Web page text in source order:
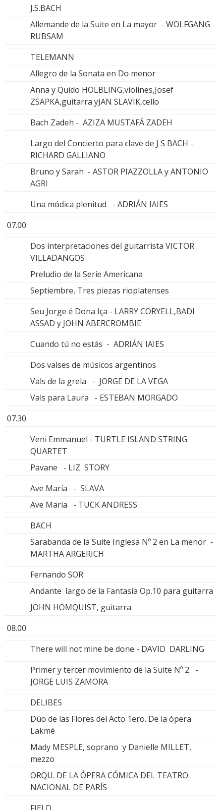
J.S.BACH
Allemande de la Suite en La mayor - WOLFGANG
RUBSAM
TELEMANN
Allegro de la Sonata en Do menor
Anna y Quido HOLBLING,violines,Josef
ZSAPKA,guitarra yJAN SLAVIK,cello
Bach Zadeh - AZIZA MUSTAFÁ ZADEH
Largo del Concierto para clave de J S BACH -
RICHARD GALLIANO
Bruno y Sarah - ASTOR PIAZZOLLA y ANTONIO
AGRI
Una módica plenitud - ADRIÁN IAIES
07.00
Dos interpretaciones del guitarrista VICTOR
VILLADANGOS
Preludio de la Serie Americana
Septiembre, Tres piezas rioplatenses
Seu Jorge é Dona Iça - LARRY CORYELL,BADI
ASSAD y JOHN ABERCROMBIE
Cuando tú no estás - ADRIÁN IAIES
Dos valses de músicos argentinos
Vals de la grela - JORGE DE LA VEGA
Vals para Laura - ESTEBAN MORGADO
07.30
Veni Emmanuel - TURTLE ISLAND STRING
QUARTET
Pavane - LIZ STORY
Ave María - SLAVA
Ave María - TUCK ANDRESS
BACH
Sarabanda de la Suite Inglesa Nº 2 en La menor -
MARTHA ARGERICH
Fernando SOR
Andante largo de la Fantasía Op.10 para guitarra
JOHN HOMQUIST, guitarra
08.00
There will not mine be done - DAVID DARLING
Primer y tercer movimiento de la Suite Nº 2 -
JORGE LUIS ZAMORA
DELIBES
Dúo de las Flores del Acto 1ero. De la ópera
Lakmé
Mady MESPLE, soprano y Danielle MILLET,
mezzo
ORQU. DE LA ÓPERA CÓMICA DEL TEATRO
NACIONAL DE PARÍS